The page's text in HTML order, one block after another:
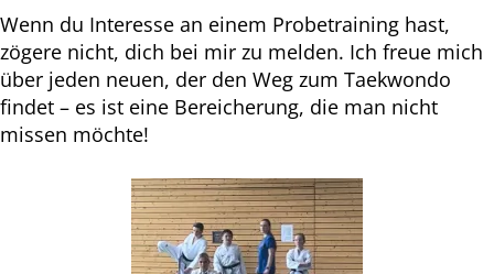
Wenn du Interesse an einem Probetraining hast,
zögere nicht, dich bei mir zu melden. Ich freue mich
über jeden neuen, der den Weg zum Taekwondo
findet – es ist eine Bereicherung, die man nicht
missen möchte!